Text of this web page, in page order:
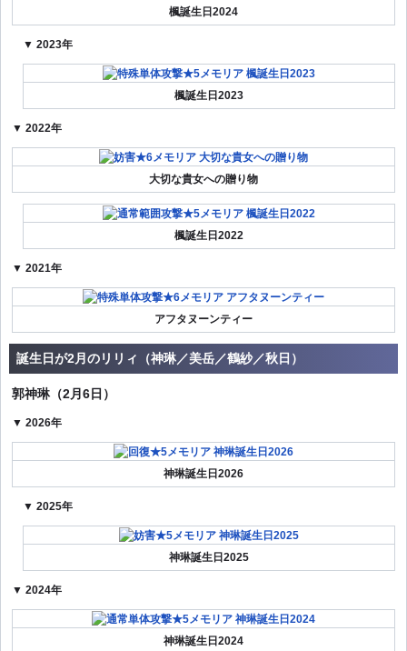
楓誕生日2024
▼ 2023年
楓誕生日2023
▼ 2022年
大切な貴女への贈り物
楓誕生日2022
▼ 2021年
アフタヌーンティー
誕生日が2月のリリィ（神琳／美岳／鶴紗／秋日）
郭神琳（2月6日）
▼ 2026年
神琳誕生日2026
▼ 2025年
神琳誕生日2025
▼ 2024年
神琳誕生日2024